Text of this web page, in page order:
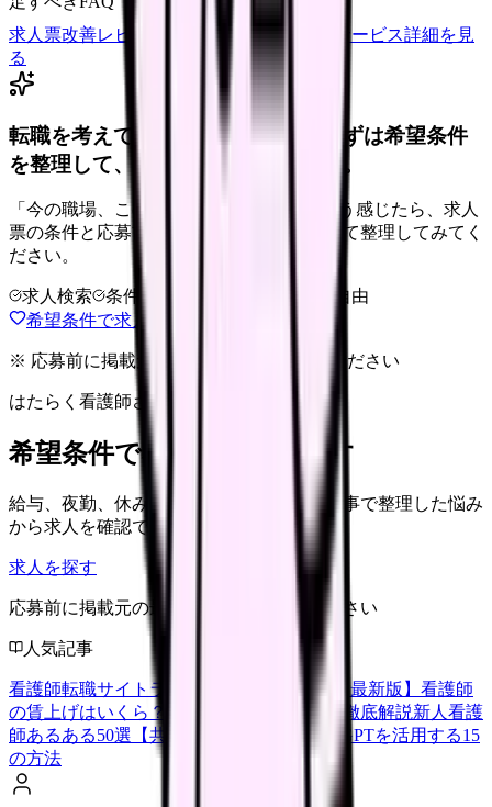
求人票改善レビューの見積もりを依頼
サービス詳細を見
る
転職を考えている看護師さんへ。まずは希望条件
を整理して、求人を見比べられます。
「今の職場、このままでいいのかな...」そう感じたら、求人
票の条件と応募前に確認したい不安を分けて整理してみてく
ださい。
求人検索 条件整理
退会自由
希望条件で求人を探す
※ 応募前に掲載元の最新情報を確認してください
はたらく看護師さん 求人
希望条件で看護師求人を探す
給与、夜勤、休み、ブランクなど、この記事で整理した悩み
から求人を確認できます。
求人を探す
応募前に掲載元の最新情報を確認してください
人気記事
看護師転職サイトランキングTOP5【2026年最新版】 看護師
の賃上げはいくら？2026年度の最新情報を徹底解説新人看護
師あるある50選【共感必至】
看護師がChatGPTを活用する15
の方法